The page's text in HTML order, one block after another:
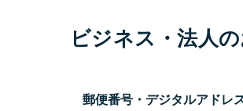
ビジネス・法人
郵便番号・デジタルアドレ